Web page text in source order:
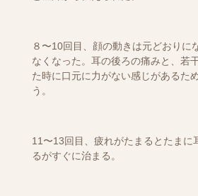
８〜10回目、顔の動きは元どおりに
なくなった。耳の後ろの痛みと、若
た時に口元に力がない感じがあるた
う。
11〜13回目、疲れがたまるとたまに
るがすぐに治まる。